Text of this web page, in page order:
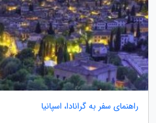
راهنمای سفر به گرانادا، اسپانیا